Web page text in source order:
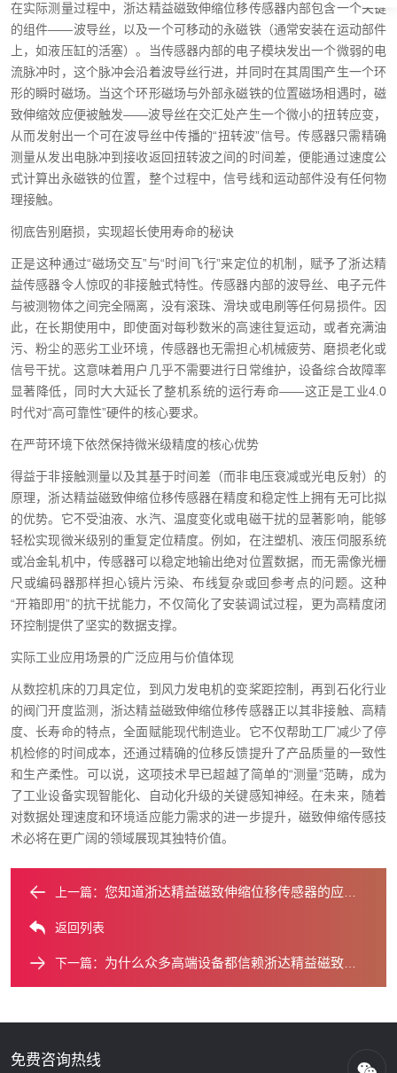
在实际测量过程中，浙达精益磁致伸缩位移传感器内部包含一个关键
的组件——波导丝，以及一个可移动的永磁铁（通常安装在运动部件
上，如液压缸的活塞）。当传感器内部的电子模块发出一个微弱的电
流脉冲时，这个脉冲会沿着波导丝行进，并同时在其周围产生一个环
形的瞬时磁场。当这个环形磁场与外部永磁铁的位置磁场相遇时，磁
致伸缩效应便被触发——波导丝在交汇处产生一个微小的扭转应变，
从而发射出一个可在波导丝中传播的“扭转波”信号。传感器只需精确
测量从发出电脉冲到接收返回扭转波之间的时间差，便能通过速度公
式计算出永磁铁的位置，整个过程中，信号线和运动部件没有任何物
理接触。
彻底告别磨损，实现超长使用寿命的秘诀
正是这种通过“磁场交互”与“时间飞行”来定位的机制，赋予了浙达精
益传感器令人惊叹的非接触式特性。传感器内部的波导丝、电子元件
与被测物体之间完全隔离，没有滚珠、滑块或电刷等任何易损件。因
此，在长期使用中，即使面对每秒数米的高速往复运动，或者充满油
污、粉尘的恶劣工业环境，传感器也无需担心机械疲劳、磨损老化或
信号干扰。这意味着用户几乎不需要进行日常维护，设备综合故障率
显著降低，同时大大延长了整机系统的运行寿命——这正是工业4.0
时代对“高可靠性”硬件的核心要求。
在严苛环境下依然保持微米级精度的核心优势
得益于非接触测量以及其基于时间差（而非电压衰减或光电反射）的
原理，浙达精益磁致伸缩位移传感器在精度和稳定性上拥有无可比拟
的优势。它不受油液、水汽、温度变化或电磁干扰的显著影响，能够
轻松实现微米级别的重复定位精度。例如，在注塑机、液压伺服系统
或冶金轧机中，传感器可以稳定地输出绝对位置数据，而无需像光栅
尺或编码器那样担心镜片污染、布线复杂或回参考点的问题。这种
“开箱即用”的抗干扰能力，不仅简化了安装调试过程，更为高精度闭
环控制提供了坚实的数据支撑。
实际工业应用场景的广泛应用与价值体现
从数控机床的刀具定位，到风力发电机的变桨距控制，再到石化行业
的阀门开度监测，浙达精益磁致伸缩位移传感器正以其非接触、高精
度、长寿命的特点，全面赋能现代制造业。它不仅帮助工厂减少了停
机检修的时间成本，还通过精确的位移反馈提升了产品质量的一致性
和生产柔性。可以说，这项技术早已超越了简单的“测量”范畴，成为
了工业设备实现智能化、自动化升级的关键感知神经。在未来，随着
对数据处理速度和环境适应能力需求的进一步提升，磁致伸缩传感技
术必将在更广阔的领域展现其独特价值。
上一篇： 您知道浙达精益磁致伸缩位移传感器的应用领域有多广吗？
返回列表
下一篇： 为什么众多高端设备都信赖浙达精益磁致伸缩位移传感器？
免费咨询热线